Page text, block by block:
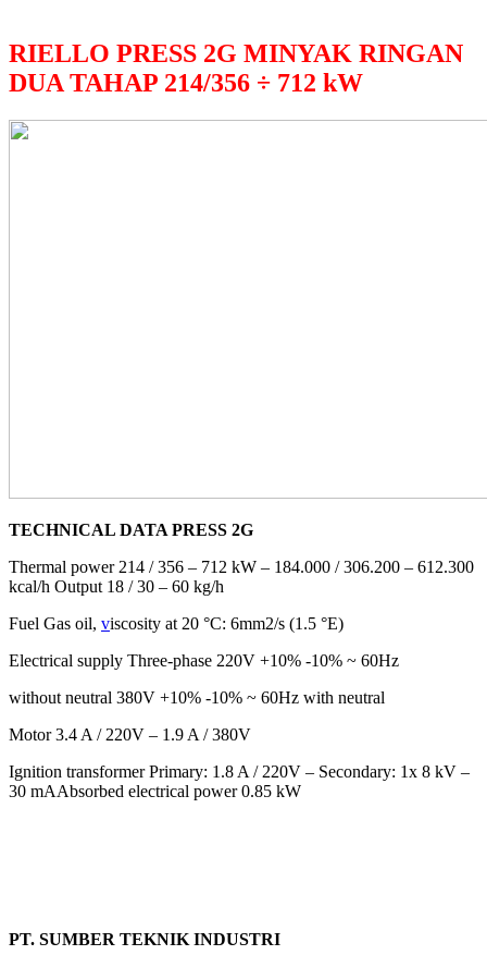
RIELLO PRESS 2G MINYAK RINGAN
DUA TAHAP 214/356 ÷ 712 kW
TECHNICAL DATA PRESS 2G
Thermal power 214 / 356 – 712 kW – 184.000 / 306.200 – 612.300
kcal/h Output 18 / 30 – 60 kg/h
Fuel Gas oil, viscosity at 20 °C: 6mm2/s (1.5 °E)
Electrical supply Three-phase 220V +10% -10% ~ 60Hz
without neutral 380V +10% -10% ~ 60Hz with neutral
Motor 3.4 A / 220V – 1.9 A / 380V
Ignition transformer Primary: 1.8 A / 220V – Secondary: 1x 8 kV –
30 mAAbsorbed electrical power 0.85 kW
PT. SUMBER TEKNIK INDUSTRI